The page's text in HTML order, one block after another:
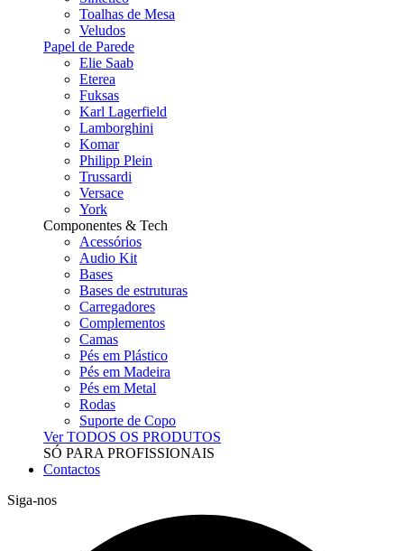
Toalhas de Mesa
Veludos
Papel de Parede
Elie Saab
Eterea
Fuksas
Karl Lagerfield
Lamborghini
Komar
Philipp Plein
Trussardi
Versace
York
Componentes & Tech
Acessórios
Audio Kit
Bases
Bases de estruturas
Carregadores
Complementos
Camas
Pés em Plástico
Pés em Madeira
Pés em Metal
Rodas
Suporte de Copo
Ver TODOS OS PRODUTOS
SÓ PARA PROFISSIONAIS
Contactos
Siga-nos